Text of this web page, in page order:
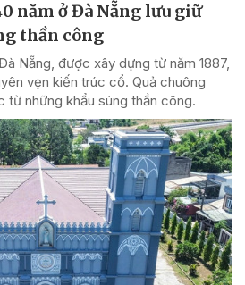
năm ở Đà Nẵng lưu giữ
thần công
Nẵng, được xây dựng từ năm 1887,
vẹn kiến trúc cổ. Quả chuông
những khẩu súng thần công.